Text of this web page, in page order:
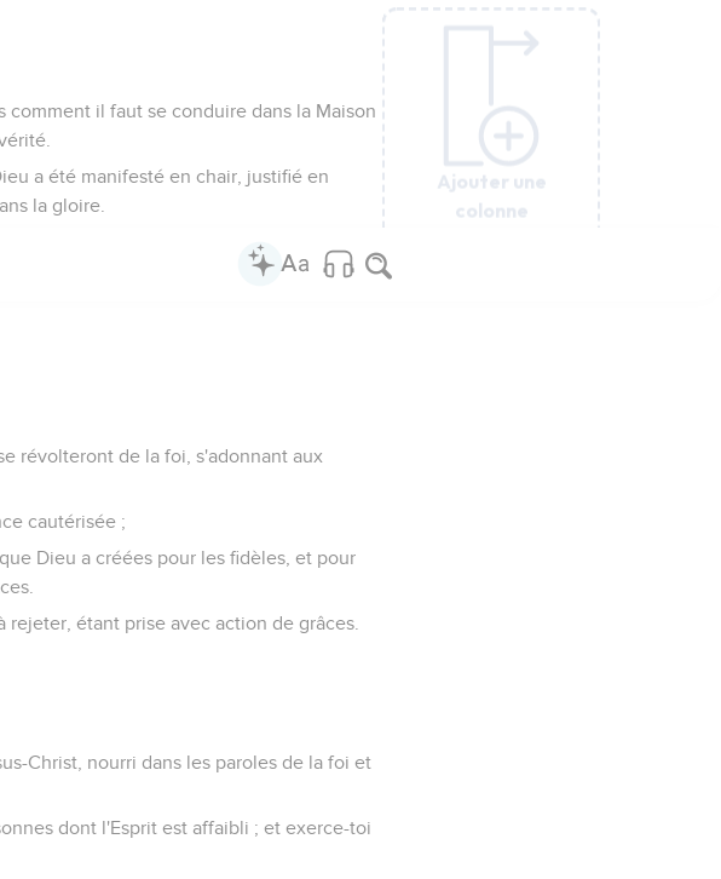
Ajouter une
colonne
Ajouter une
colonne
comment il faut se conduire dans la Maison
a été manifesté en chair, justifié en
la gloire.
Ajouter une
colonne
révolteront de la foi, s'adonnant aux
cautérisée ;
Dieu a créées pour les fidèles, et pour
étant prise avec action de grâces.
Christ, nourri dans les paroles de la foi et
dont l'Esprit est affaibli ; et exerce-toi
Ajouter une
colonne
Ajouter une
colonne
Ajouter une
colonne